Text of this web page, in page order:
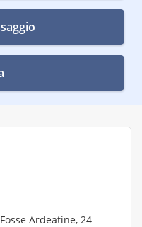
Ardeatine, 24